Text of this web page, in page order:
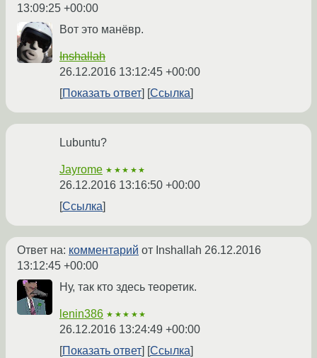
13:09:25 +00:00
Вот это манёвр.
Inshallah
26.12.2016 13:12:45 +00:00
Показать ответ
Ссылка
Lubuntu?
Jayrome ★★★★★
26.12.2016 13:16:50 +00:00
Ссылка
Ответ на: комментарий от Inshallah 26.12.2016
13:12:45 +00:00
Ну, так кто здесь теоретик.
lenin386 ★★★★★
26.12.2016 13:24:49 +00:00
Показать ответ
Ссылка